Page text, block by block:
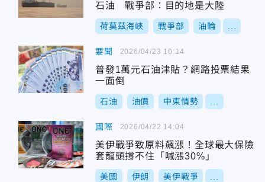
石油 戰爭部：目的地是大陸
荷莫茲海峽 戰爭部 油輪
要聞
普發1萬元石油津貼？網路投票結果
一面倒
石油 油價 中東情勢
2026/04/23 10:14
國際
美伊戰爭致原料飆漲！全球最大保險
套龍頭撐不住「喊漲30%」
美國 伊朗 美伊戰爭
2026/04/22 14:04